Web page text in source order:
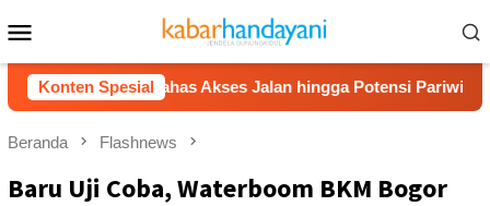
ke
kontenMobile
Konten Spesial
Bahas Akses Jalan hingga Potensi Pariwisata
Beranda Flashnews
Baru Uji Coba, Waterboom BKM Bogor